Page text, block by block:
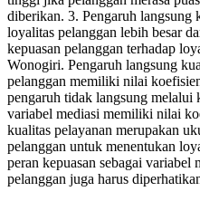
diberikan. 3. Pengaruh langsung
loyalitas pelanggan lebih besar
kepuasan pelanggan terhadap
Wonogiri. Pengaruh langsung
pelanggan memiliki nilai
pengaruh tidak langsung melalui
variabel mediasi memiliki nilai
kualitas pelayanan merupakan
pelanggan untuk menentukan
peran kepuasan sebagai variabel
pelanggan juga harus